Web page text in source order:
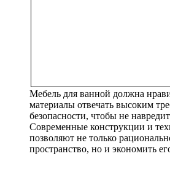
Мебель для ванной должна
материалы отвечать высоким
безопасности, чтобы не
Современные конструкции и
позволяют не только
пространство, но и экономить